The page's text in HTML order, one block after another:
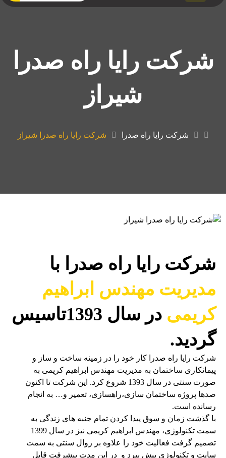
شرکت رایا راه صدرا
شیراز
شرکت رایا راه صدرا شرکت رایا راه صدرا شیراز
شرکت رایا راه صدرا با
مدیریت مهندس ابراهیم
کریمی
در سال 1393تاسیس
گردید.
شرکت رایا راه صدرا کار خود را در زمینه ساخت و ساز و
پیمانکاری ساختمان به مدیریت مهندس ابراهیم کریمی به
صورت سنتی در سال 1393 شروع کرد. این شرکت تا اکنون
صدها پروژه ساختمان سازی،راهسازی، تعمیر و… به انجام
رسانده است.
با گذشت زمان و سوق پیدا کردن تمام جنبه های زندگی به
سمت تکنولوژی، مهندس ابراهیم کریمی نیز در سال 1399
تصمیم گرفت فعالیت خود را علاوه بر روال سنتی به سمت
سایت و تکنولوژی پیش ببرد و در این مدت پیشرفت قابل